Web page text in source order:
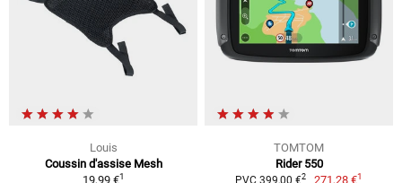
Louis
Coussin d'assise Mesh
19,99 €1
TOMTOM
Rider 550
PVC 399,00 €2 271,28 €1